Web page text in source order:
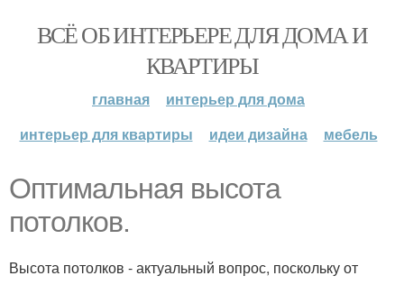
ВСЁ ОБ ИНТЕРЬЕРЕ ДЛЯ ДОМА И
КВАРТИРЫ
главная
интерьер для дома
интерьер для квартиры
идеи дизайна мебель
Оптимальная высота
потолков.
Высота потолков - актуальный вопрос, поскольку от